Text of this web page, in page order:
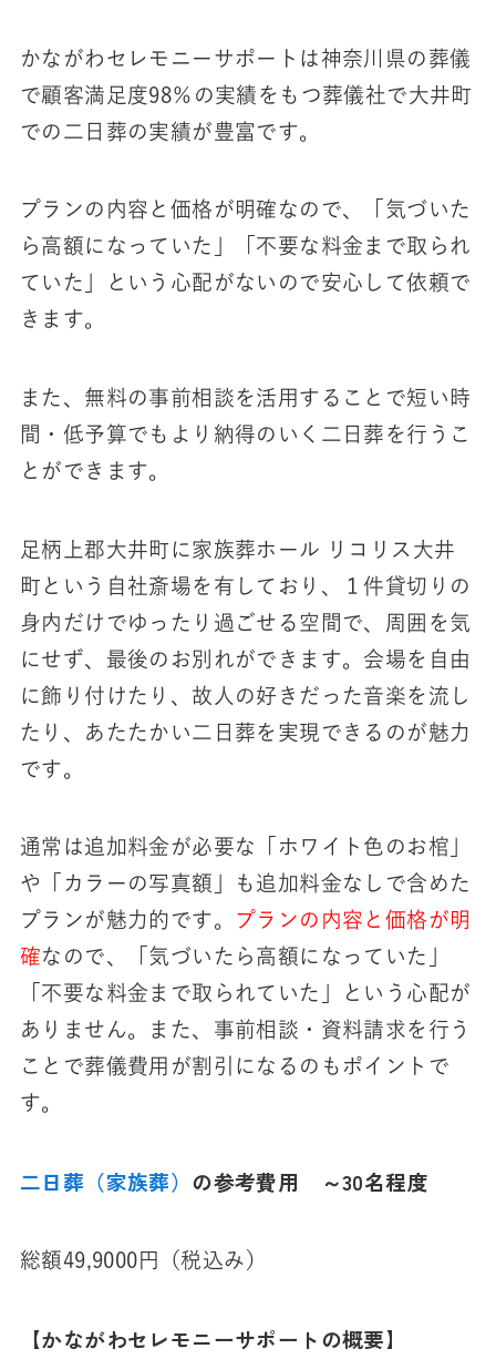
かながわセレモニーサポートは神奈川県の葬儀
で顧客満足度98％の実績をもつ葬儀社で大井町
での二日葬の実績が豊富です。
プランの内容と価格が明確なので、「気づいた
ら高額になっていた」「不要な料金まで取られ
ていた」という心配がないので安心して依頼で
きます。
また、無料の事前相談を活用することで短い時
間・低予算でもより納得のいく二日葬を行うこ
とができます。
足柄上郡大井町に家族葬ホール リコリス大井
町という自社斎場を有しており、１件貸切りの
身内だけでゆったり過ごせる空間で、周囲を気
にせず、最後のお別れができます。会場を自由
に飾り付けたり、故人の好きだった音楽を流し
たり、あたたかい二日葬を実現できるのが魅力
です。
通常は追加料金が必要な「ホワイト色のお棺」
や「カラーの写真額」も追加料金なしで含めた
プランが魅力的です。
プランの内容と価格が明
確なので、「気づいたら高額になっていた」
「不要な料金まで取られていた」という心配が
ありません。また、事前相談・資料請求を行う
ことで葬儀費用が割引になるのもポイントで
す。
二日葬（家族葬） の参考費用 ～30名程度
総額49,9000円（税込み）
【かながわセレモニーサポートの概要】